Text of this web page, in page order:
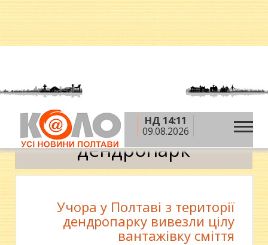
НД 14:11
09.08.2026
Головна » дендропарк
дендропарк
Учора у Полтаві з території
дендропарку вивезли цілу
вантажівку сміття